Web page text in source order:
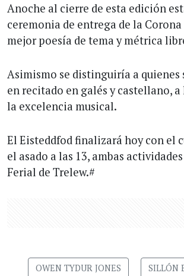
Anoche al cierre de esta edición
ceremonia de entrega de la Corona
mejor poesía de tema y métrica
Asimismo se distinguiría a quienes
en recitado en galés y castellano, a
la excelencia musical.
El Eisteddfod finalizará hoy con el
el asado a las 13, ambas
Ferial de Trelew.#
OWEN TYDUR JONES SILLÓN